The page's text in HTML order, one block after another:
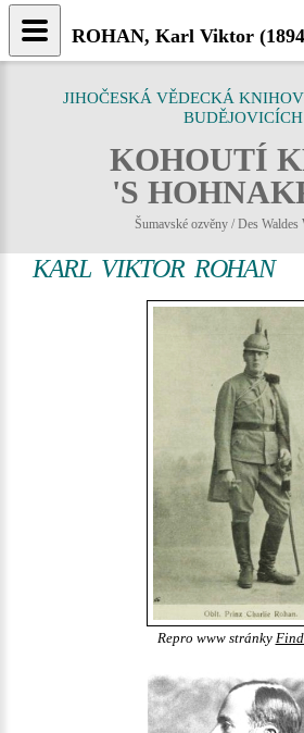
JIHOČESKÁ VĚDECKÁ
BUDĚJOVICÍCH
KOHOUTÍ
'S
Šumavské ozvěny / Des Waldes
KARL VIKTOR ROHAN
Repro www stránky
ROHAN, Karl Viktor